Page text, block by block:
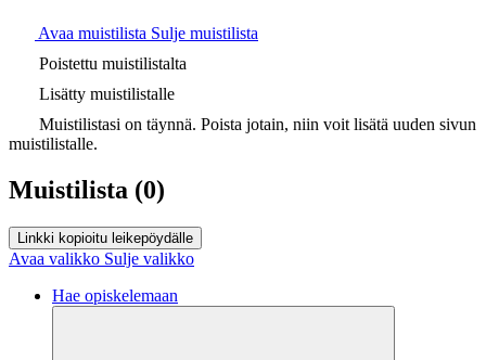
Avaa muistilista Sulje muistilista
Poistettu muistilistalta
Lisätty muistilistalle
Muistilistasi on täynnä. Poista jotain, niin voit lisätä uuden sivun
muistilistalle.
Muistilista (0)
Linkki kopioitu leikepöydälle
Avaa valikko Sulje valikko
Hae opiskelemaan